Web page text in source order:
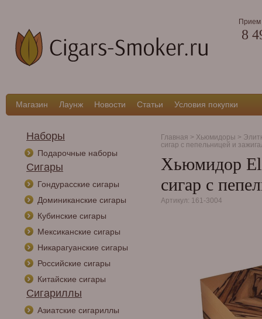
Прием
8
Магазин Лаунж Новости Статьи Условия покупки
Наборы
Подарочные наборы
Сигары
Гондурасские сигары
Доминиканские сигары
Кубинские сигары
Мексиканские сигары
Никарагуанские сигары
Российские сигары
Китайские сигары
Сигариллы
Азиатские сигариллы
Главная > Хьюмидоры >
сигар с пепельницей и
Хьюмидор
сигар с
Артикул: 161-3004